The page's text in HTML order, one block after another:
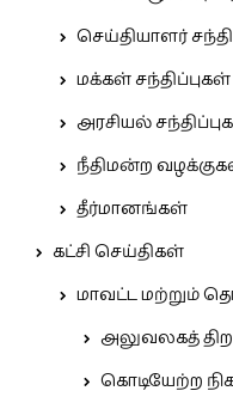
செய்தியாளர்
மக்கள் சந்திப்புகள்
அரசியல்
நீதிமன்ற
தீர்மானங்கள்
கட்சி செய்திகள்
மாவட்ட மற்றும்
அலுவலகத்
கொடியேற்ற